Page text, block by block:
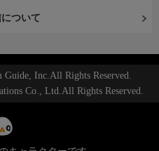
ついて
Inc.All Rights Reserved.
Co., Ltd.All Rights Reserved.